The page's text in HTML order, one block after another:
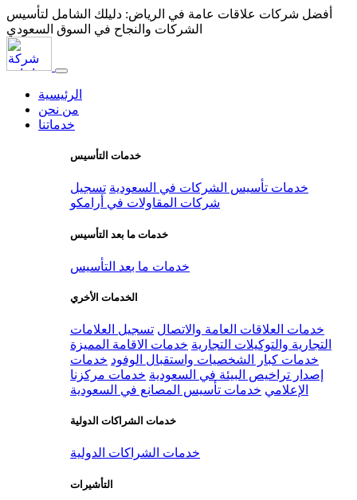
أفضل شركات علاقات عامة في الرياض: دليلك الشامل لتأسيس
الشركات والنجاح في السوق السعودي
الرئيسية
من نحن
خدماتنا
خدمات التأسيس
خدمات تأسيس الشركات في السعودية تسجيل
شركات المقاولات في أرامكو
خدمات ما بعد التأسيس
خدمات ما بعد التأسيس
الخدمات الأخري
خدمات العلاقات العامة والاتصال تسجيل العلامات
التجارية والتوكيلات التجارية خدمات الاقامة المميزة
خدمات كبار الشخصيات واستقبال الوفود خدمات
إصدار تراخيص البيئة في السعودية خدمات مركزنا
الإعلامي خدمات تأسيس المصانع في السعودية
خدمات الشراكات الدولية
خدمات الشراكات الدولية
التأشيرات